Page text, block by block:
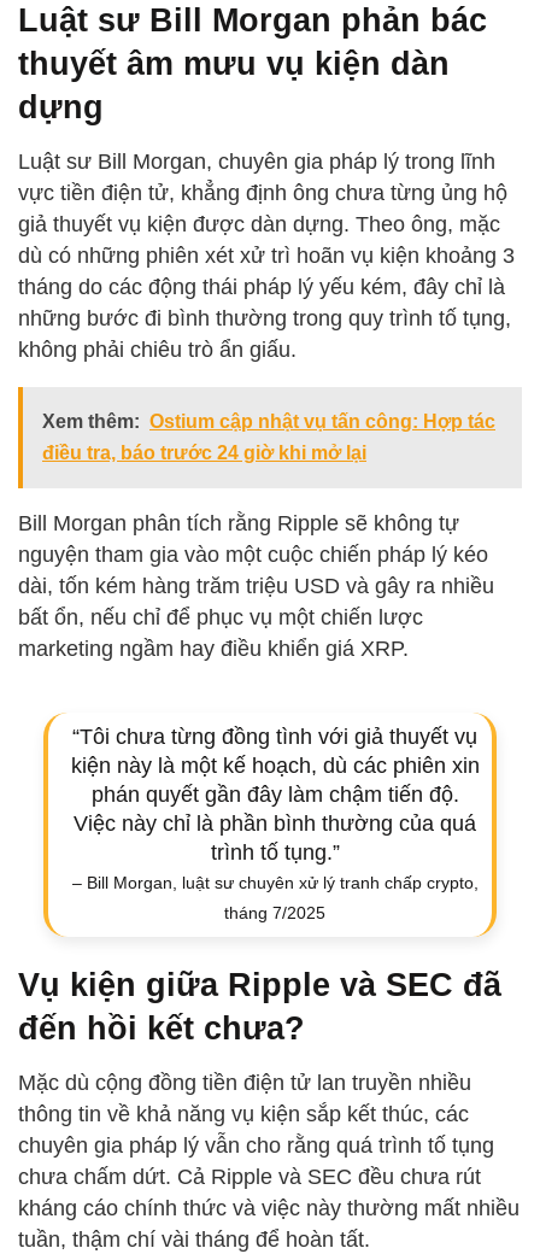
Luật sư Bill Morgan phản bác
thuyết âm mưu vụ kiện dàn
dựng
Luật sư Bill Morgan, chuyên gia pháp lý trong lĩnh
vực tiền điện tử, khẳng định ông chưa từng ủng hộ
giả thuyết vụ kiện được dàn dựng. Theo ông, mặc
dù có những phiên xét xử trì hoãn vụ kiện khoảng 3
tháng do các động thái pháp lý yếu kém, đây chỉ là
những bước đi bình thường trong quy trình tố tụng,
không phải chiêu trò ẩn giấu.
Xem thêm: Ostium cập nhật vụ tấn công: Hợp tác
điều tra, báo trước 24 giờ khi mở lại
Bill Morgan phân tích rằng Ripple sẽ không tự
nguyện tham gia vào một cuộc chiến pháp lý kéo
dài, tốn kém hàng trăm triệu USD và gây ra nhiều
bất ổn, nếu chỉ để phục vụ một chiến lược
marketing ngầm hay điều khiển giá XRP.
“Tôi chưa từng đồng tình với giả thuyết vụ
kiện này là một kế hoạch, dù các phiên xin
phán quyết gần đây làm chậm tiến độ.
Việc này chỉ là phần bình thường của quá
trình tố tụng.”
– Bill Morgan, luật sư chuyên xử lý tranh chấp crypto,
tháng 7/2025
Vụ kiện giữa Ripple và SEC đã
đến hồi kết chưa?
Mặc dù cộng đồng tiền điện tử lan truyền nhiều
thông tin về khả năng vụ kiện sắp kết thúc, các
chuyên gia pháp lý vẫn cho rằng quá trình tố tụng
chưa chấm dứt. Cả Ripple và SEC đều chưa rút
kháng cáo chính thức và việc này thường mất nhiều
tuần, thậm chí vài tháng để hoàn tất.